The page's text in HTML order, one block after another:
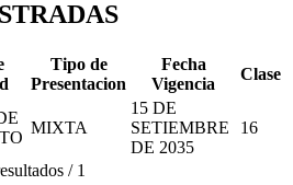
Tipo de
Presentacion
Fecha
Vigencia
Clase
MIXTA
15 DE
SETIEMBRE
DE 2035
16
/ 1